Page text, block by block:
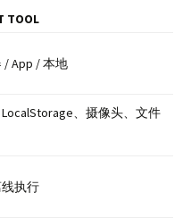
TOOL
/ App / 本地
LocalStorage、摄像头、文件
执行